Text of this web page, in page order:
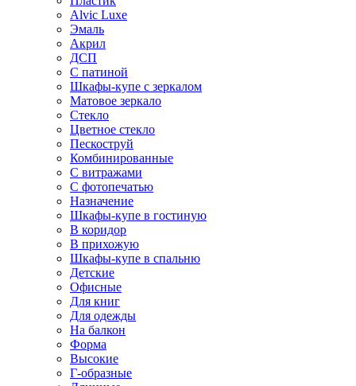
Alvic Luxe
Эмаль
Акрил
ДСП
С патиной
Шкафы-купе с зеркалом
Матовое зеркало
Стекло
Цветное стекло
Пескоструй
Комбинированные
С витражами
С фотопечатью
Назначение
Шкафы-купе в гостиную
В коридор
В прихожую
Шкафы-купе в спальню
Детские
Офисные
Для книг
Для одежды
На балкон
Форма
Высокие
Г-образные